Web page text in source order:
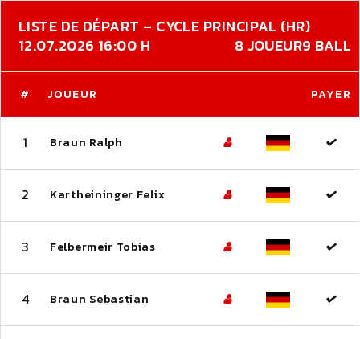
LISTE DE DÉPART – CYCLE PRINCIPAL (HR)
9 BALL
12.07.2026 16:00 H 8 JOUEUR
# JOUEUR PAYER
1 Braun Ralph
2 Kartheininger Felix
3 Felbermeir Tobias
4 Braun Sebastian